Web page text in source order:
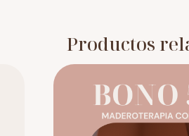
Productos